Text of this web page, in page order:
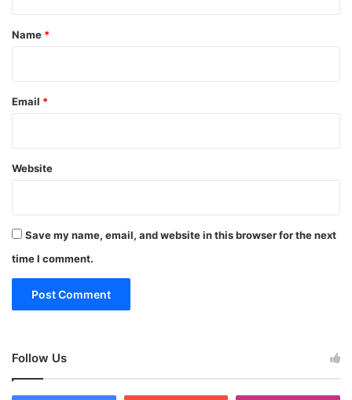
*
Name *
Email *
Website
Save my name, email, and website in this browser for the next
time I comment.
Follow Us